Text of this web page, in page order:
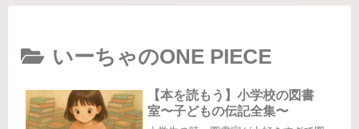
いーちゃのONE PIECE
【本を読もう】小学校の図書
室〜子どもの伝記全集〜